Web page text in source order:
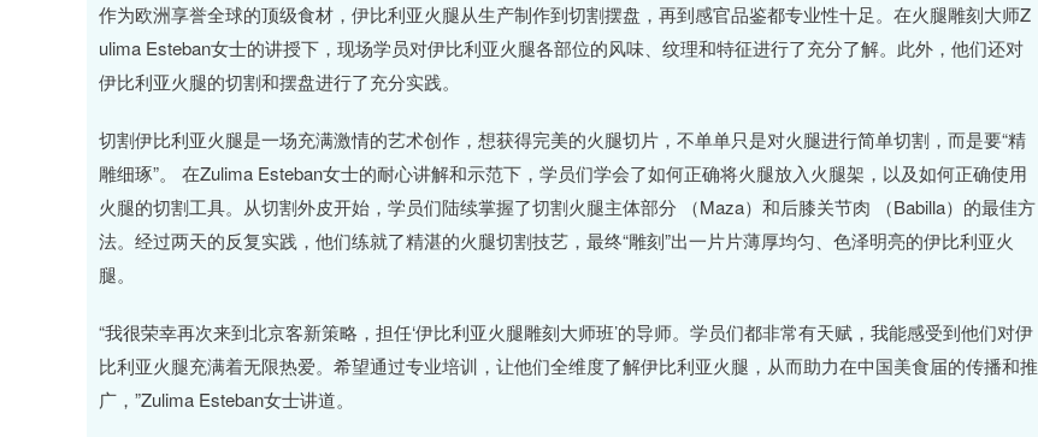
作为欧洲享誉全球的顶级食材，伊比利亚火腿从生产制作到切割摆盘，再到感官品鉴都专业性十足。在火腿雕刻大师Z
ulima Esteban女士的讲授下，现场学员对伊比利亚火腿各部位的风味、纹理和特征进行了充分了解。此外，他们还对
伊比利亚火腿的切割和摆盘进行了充分实践。
切割伊比利亚火腿是一场充满激情的艺术创作，想获得完美的火腿切片，不单单只是对火腿进行简单切割，而是要“精
雕细琢”。 在Zulima Esteban女士的耐心讲解和示范下，学员们学会了如何正确将火腿放入火腿架，以及如何正确使用
火腿的切割工具。从切割外皮开始，学员们陆续掌握了切割火腿主体部分 （Maza）和后膝关节肉 （Babilla）的最佳方
法。经过两天的反复实践，他们练就了精湛的火腿切割技艺，最终“雕刻”出一片片薄厚均匀、色泽明亮的伊比利亚火
腿。
“我很荣幸再次来到北京客新策略，担任‘伊比利亚火腿雕刻大师班’的导师。学员们都非常有天赋，我能感受到他们对伊
比利亚火腿充满着无限热爱。希望通过专业培训，让他们全维度了解伊比利亚火腿，从而助力在中国美食届的传播和推
广，”Zulima Esteban女士讲道。